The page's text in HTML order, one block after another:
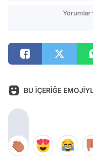
Yorumlar
BU İÇERİĞE